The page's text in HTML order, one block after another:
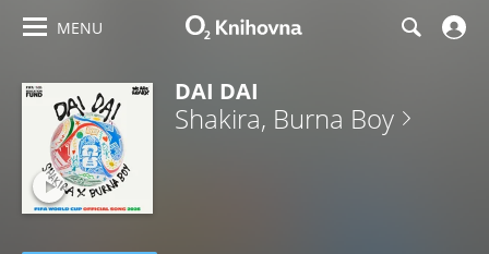
MENU
DAI DAI
Shakira, Burna Boy